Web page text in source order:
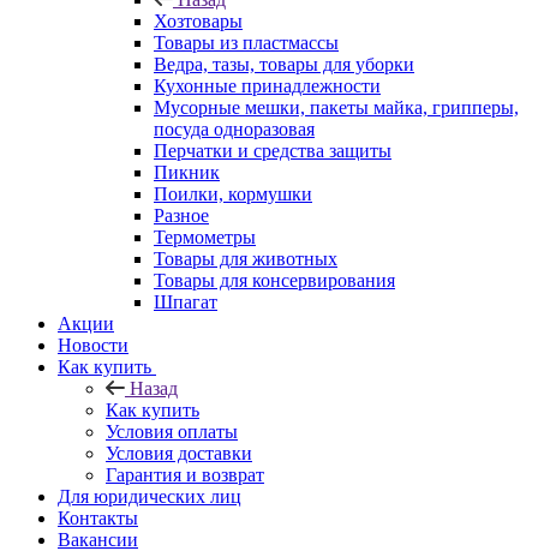
Хозтовары
Товары из пластмассы
Ведра, тазы, товары для уборки
Кухонные принадлежности
Мусорные мешки, пакеты майка, грипперы,
посуда одноразовая
Перчатки и средства защиты
Пикник
Поилки, кормушки
Разное
Термометры
Товары для животных
Товары для консервирования
Шпагат
Акции
Новости
Как купить
Назад
Как купить
Условия оплаты
Условия доставки
Гарантия и возврат
Для юридических лиц
Контакты
Вакансии